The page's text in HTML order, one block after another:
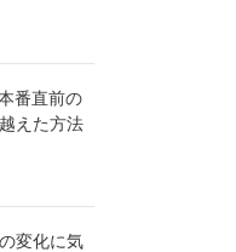
番直前の
えた方法
変化に気